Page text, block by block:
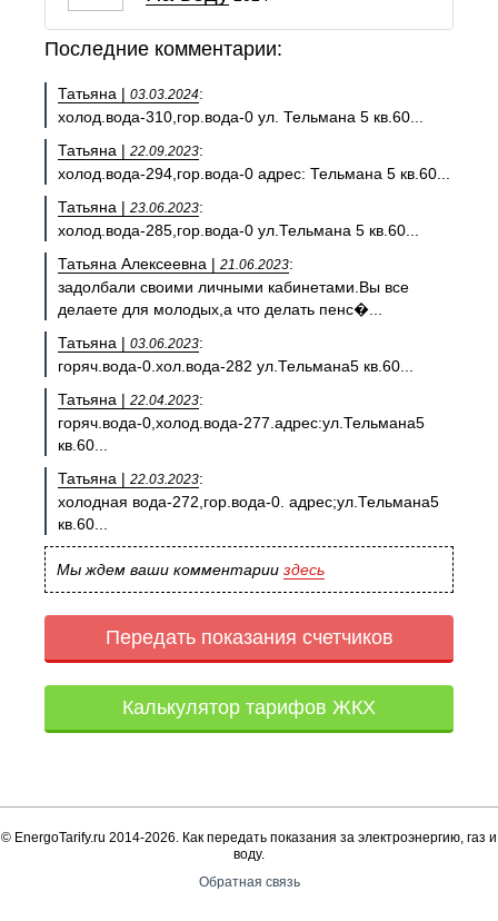
Последние комментарии:
Татьяна | 03.03.2024:
холод.вода-310,гор.вода-0 ул. Тельмана 5 кв.60...
Татьяна | 22.09.2023:
холод.вода-294,гор.вода-0 адрес: Тельмана 5 кв.60...
Татьяна | 23.06.2023:
холод.вода-285,гор.вода-0 ул.Тельмана 5 кв.60...
Татьяна Алексеевна | 21.06.2023:
задолбали своими личными кабинетами.Вы все
делаете для молодых,а что делать пенс�...
Татьяна | 03.06.2023:
горяч.вода-0.хол.вода-282 ул.Тельмана5 кв.60...
Татьяна | 22.04.2023:
горяч.вода-0,холод.вода-277.адрес:ул.Тельмана5
кв.60...
Татьяна | 22.03.2023:
холодная вода-272,гор.вода-0. адрес;ул.Тельмана5
кв.60...
Мы ждем ваши комментарии здесь
Передать показания счетчиков
Калькулятор тарифов ЖКХ
© EnergoTarify.ru 2014-2026. Как передать показания за электроэнергию, газ и
воду.
Обратная связь